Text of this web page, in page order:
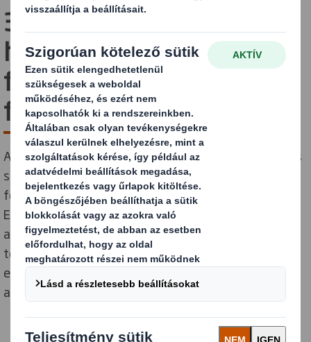
3-D technológia
használata a fejlesztési
folyamat
forradalmasítására
A DS Smith már számos vevője esetében használ 3D-s
szkennert és nyomtatási technológiát a tervezési
folyamat tökéletesítése érdekében. Kezdetben az
Egyesült Királyság a nagy igénybevételnek kitett
alkatrészek üzletágában alkalmazta a technológiát. A
technológia fejlődése továbbra is valódi előnyöket
eredményez az autóipari vevők számára, függetlenül
attól, hogy területileg hol találhatók.